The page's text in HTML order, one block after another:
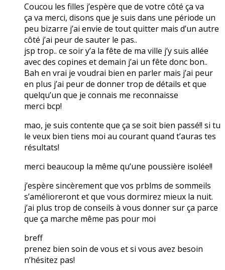
Coucou les filles j’espère que de votre côté ça va
ça va merci, disons que je suis dans une période un
peu bizarre j’ai envie de tout quitter mais d’un autre
côté j’ai peur de sauter le pas..
jsp trop.. ce soir y’a la fête de ma ville j’y suis allée
avec des copines et demain j’ai un fête donc bon..
Bah en vrai je voudrai bien en parler mais j’ai peur
en plus j’ai peur de donner trop de détails et que
quelqu’un que je connais me reconnaisse
merci bcp!
mao, je suis contente que ça se soit bien passé!! si tu
le veux bien tiens moi au courant quand t’auras tes
résultats!
merci beaucoup la même qu’une poussière isolée!!
j’espère sincèrement que vos prblms de sommeils
s’amélioreront et que vous dormirez mieux la nuit.
j’ai plus trop de conseils à vous donner sur ça parce
que ça marche même pas pour moi
breff
prenez bien soin de vous et si vous avez besoin
n’hésitez pas!